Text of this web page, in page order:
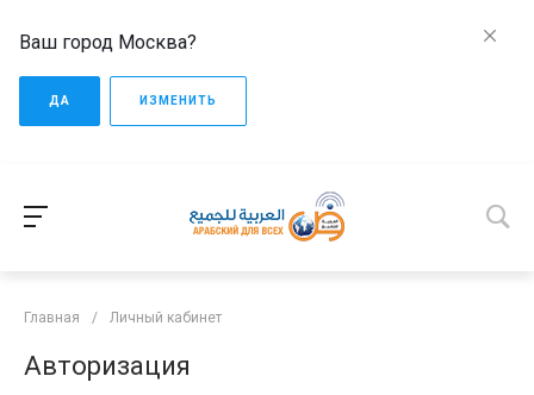
Ваш город Москва?
ДА ИЗМЕНИТЬ
Главная / Личный кабинет
Авторизация